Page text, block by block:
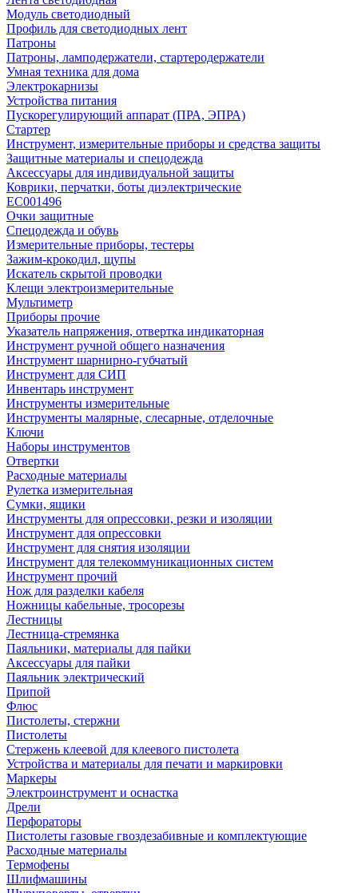
Модуль светодиодный
Профиль для светодиодных лент
Патроны
Патроны, ламподержатели, стартеродержатели
Умная техника для дома
Электрокарнизы
Устройства питания
Пускорегулирующий аппарат (ПРА, ЭПРА)
Стартер
Инструмент, измерительные приборы и средства защиты
Защитные материалы и спецодежда
Аксессуары для индивидуальной защиты
Коврики, перчатки, боты диэлектрические
EC001496
Очки защитные
Спецодежда и обувь
Измерительные приборы, тестеры
Зажим-крокодил, щупы
Искатель скрытой проводки
Клещи электроизмерительные
Мультиметр
Приборы прочие
Указатель напряжения, отвертка индикаторная
Инструмент ручной общего назначения
Инструмент шарнирно-губчатый
Инструмент для СИП
Инвентарь инструмент
Инструменты измерительные
Инструменты малярные, слесарные, отделочные
Ключи
Наборы инструментов
Отвертки
Расходные материалы
Рулетка измерительная
Сумки, ящики
Инструменты для опрессовки, резки и изоляции
Инструмент для опрессовки
Инструмент для снятия изоляции
Инструмент для телекоммуникационных систем
Инструмент прочий
Нож для разделки кабеля
Ножницы кабельные, тросорезы
Лестницы
Лестница-стремянка
Паяльники, материалы для пайки
Аксессуары для пайки
Паяльник электрический
Припой
Флюс
Пистолеты, стержни
Пистолеты
Стержень клеевой для клеевого пистолета
Устройства и материалы для печати и маркировки
Маркеры
Электроинструмент и оснастка
Дрели
Перфораторы
Пистолеты газовые гвоздезабивные и комплектующие
Расходные материалы
Термофены
Шлифмашины